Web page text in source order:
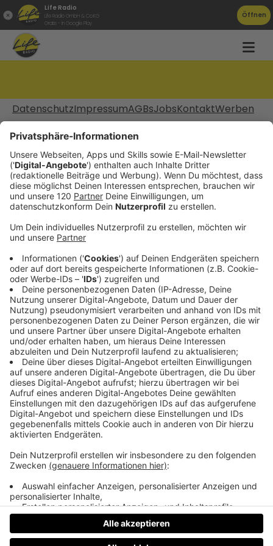
Life Radio
Life Radio GmbH & Co.KG
Gratis - in Google Play
Öffnen
DatenschutzImpressumAGBsJobsKontaktWerben